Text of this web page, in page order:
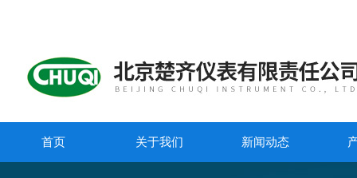
首页 关于我们 新闻动态